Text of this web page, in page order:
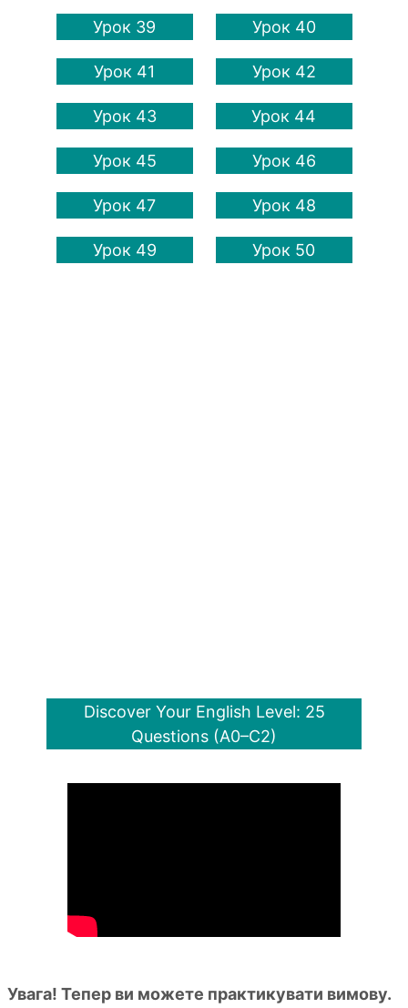
Урок 39 Урок 40
Урок 41 Урок 42
Урок 43 Урок 44
Урок 45 Урок 46
Урок 47 Урок 48
Урок 49 Урок 50
Discover Your English Level: 25
Questions (A0–C2)
Увага! Тепер ви можете практикувати вимову.